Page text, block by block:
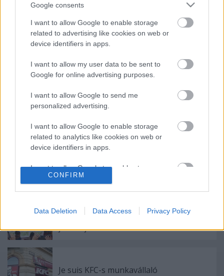
Google consents
I want to allow Google to enable storage
related to advertising like cookies on web or
device identifiers in apps.
I want to allow my user data to be sent to
Google for online advertising purposes.
I want to allow Google to send me
personalized advertising.
I want to allow Google to enable storage
related to analytics like cookies on web or
device identifiers in apps.
I want to allow Google to enable storage
related to functionality of the website or app.
related to personalization.
I want to allow Google to enable storage
related to security, including authentication
functionality and fraud prevention, and other
user protection.
CONFIRM
Data Deletion Data Access Privacy Policy
Szebb jövőt bajtársi üdvözlettel: Weisz Manfréd
Címkék:agresszió belföld abszurd irónia állampolgár
Ajánlott bejegyzések:
szociáldemokrata párt omolhat össze
A spanyol kormány példátlant lépett: a
Katalán autonómia felfüggesztését
javasolják
Je suis KFC-s munkavállaló